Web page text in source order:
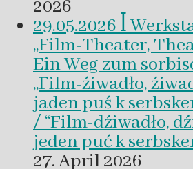
2026
29.05.2026 ꟾ
„Film-Theater,
Ein Weg zum
„Film-źiwadło,
jaden puś k
/ “Film-dźiwadło,
jeden puć k
27. April 2026